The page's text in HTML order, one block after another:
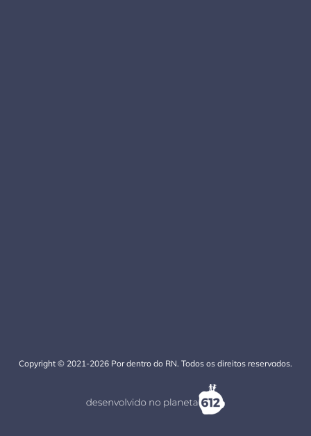
Copyright © 2021-2026 Por dentro do RN. Todos os direitos reservados.